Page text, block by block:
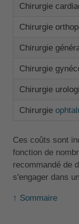
Chirurgie
Chirurgie
Chirurgie
Chirurgie
Chirurgie
Chirurgie
Ces coûts sont
fonction de
recommandé de
s'engager dans
↑ Sommaire